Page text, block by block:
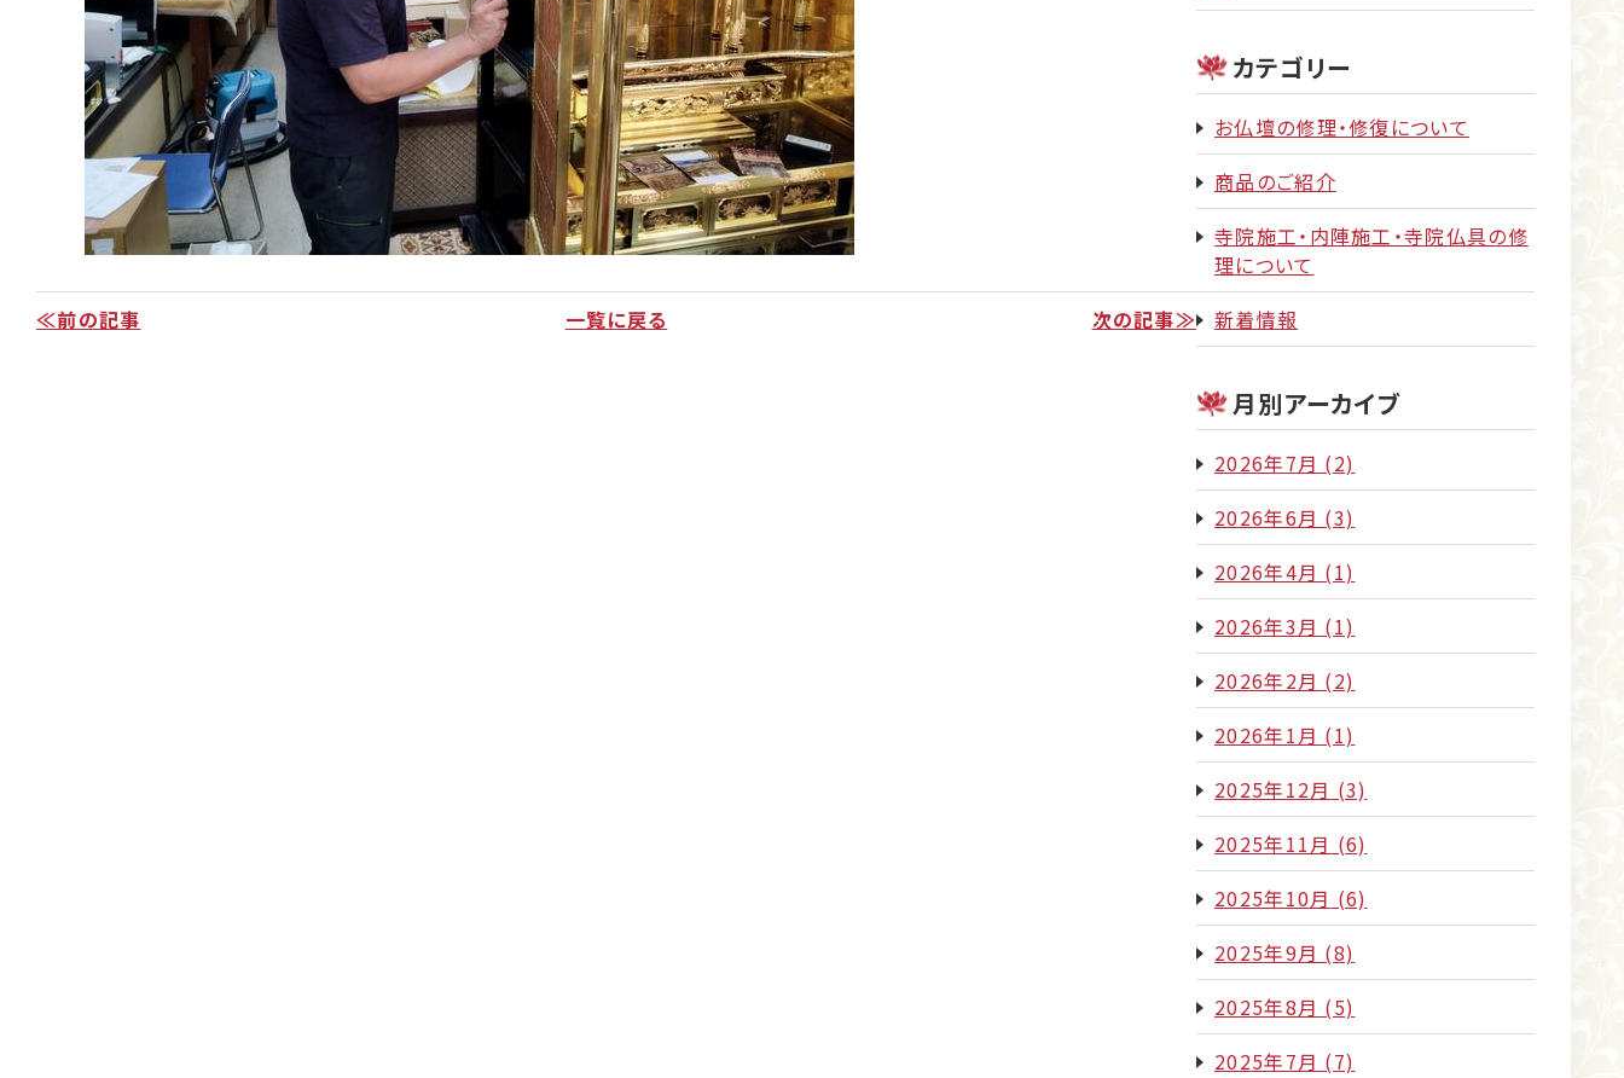
≪前の記事 一覧に戻る 次の記事≫
カテゴリー
お仏壇の修理・修復について
商品のご紹介
寺院施工・内陣施工・寺院仏具の修
理について
新着情報
月別アーカイブ
2026年7月 (2)
2026年6月 (3)
2026年4月 (1)
2026年3月 (1)
2026年2月 (2)
2026年1月 (1)
2025年12月 (3)
2025年11月 (6)
2025年10月 (6)
2025年9月 (8)
2025年8月 (5)
2025年7月 (7)